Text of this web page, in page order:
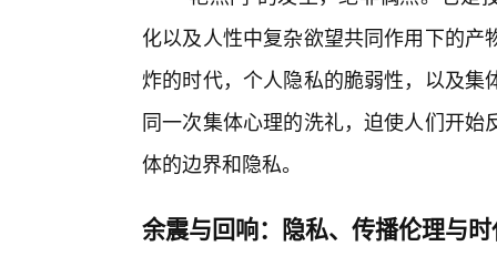
化以及人性中复杂欲望共同作用下的
炸的时代，个人隐私的脆弱性，以及
同一次集体心理的洗礼，迫使人们开
体的边界和隐私。
余震与回响：隐私、传播伦理与